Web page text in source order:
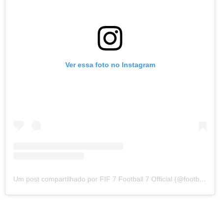
Ver essa foto no Instagram
Um post compartilhado por FIF 7 Football 7 Official (@football7official)